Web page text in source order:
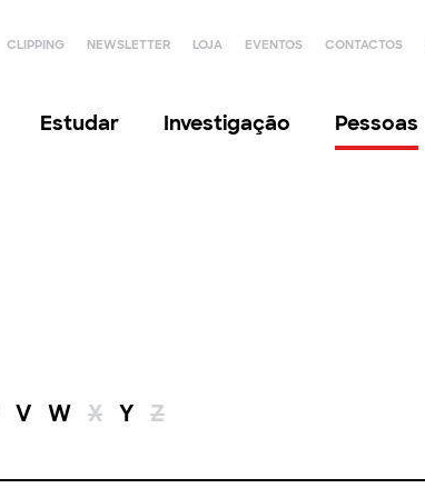
CLIPPING NEWSLETTER LOJA EVENTOS CONTACTOS
Estudar Investigação Pessoas
V W X Y Z